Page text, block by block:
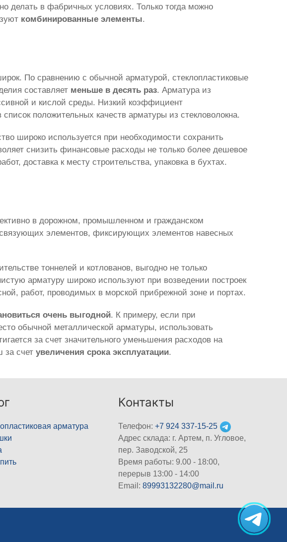
делать в фабричных условиях. Только тогда можно
комбинированные элементы.
По сравнению с обычной арматурой, стеклопластиковые
составляет меньше в десять раз. Арматура из
и кислой среды. Низкий коэффициент
положительных качеств арматуры из стекловолокна.
широко используется при необходимости сохранить
снизить финансовые расходы не только более дешевое
доставка к месту строительства, упаковка в бухтах.
в дорожном, промышленном и гражданском
элементов, фиксирующих элементов навесных
тоннелей и котлованов, выгодно не только
арматуру широко используют при возведении построек
работ, проводимых в морской прибрежной зоне и портах.
очень выгодной. К примеру, если при
обычной металлической арматуры, использовать
за счет значительного уменьшения расходов на
за счетувеличения срока эксплуатации.
арматура
Контакты
Телефон:+7 924 337-15-25
Адрес склада: г. Артем, п. Угловое,
пер. Заводской, 25
Время работы: 9.00 - 18:00,
перерыв 13:00 - 14:00
Email:89993132280@mail.ru